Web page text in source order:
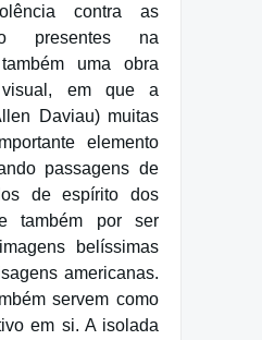
contra as
presentes na
uma obra
visual, em que a
Daviau) muitas
elemento
passagens de
de espírito dos
também por ser
belíssimas
americanas.
servem como
em si. A isolada